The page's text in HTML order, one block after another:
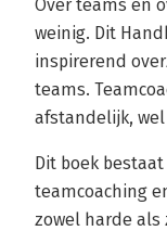
Over teams en
weinig. Dit
inspirerend
teams.
afstandelijk,
Dit boek
teamcoaching
zowel harde als